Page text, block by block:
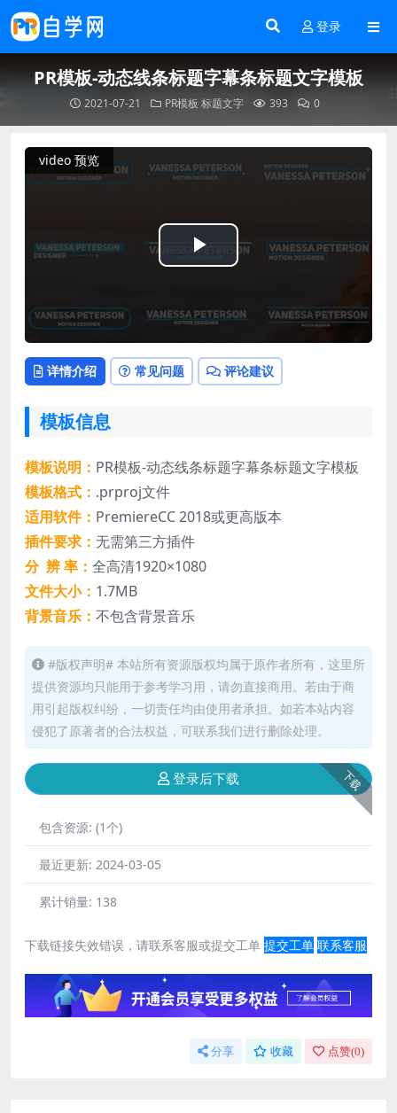
登录
PR模板-动态线条标题字幕条标题文字模板
2021-07-21 PR模板 标题文字 393 0
video 预览
Play
Video
详情介绍 常见问题 评论建议
模板信息
模板说明： PR模板-动态线条标题字幕条标题文字模板
模板格式： .prproj文件
适用软件： PremiereCC 2018或更高版本
插件要求： 无需第三方插件
分 辨 率： 全高清1920×1080
文件大小： 1.7MB
背景音乐： 不包含背景音乐
#版权声明# 本站所有资源版权均属于原作者所有，这里所
提供资源均只能用于参考学习用，请勿直接商用。若由于商
用引起版权纠纷，一切责任均由使用者承担。如若本站内容
侵犯了原著者的合法权益，可联系我们进行删除处理。
下载
登录后下载
包含资源: (1个)
最近更新: 2024-03-05
累计销量: 138
下载链接失效错误，请联系客服或提交工单 提交工单 联系客服
分享 收藏 点赞(0)